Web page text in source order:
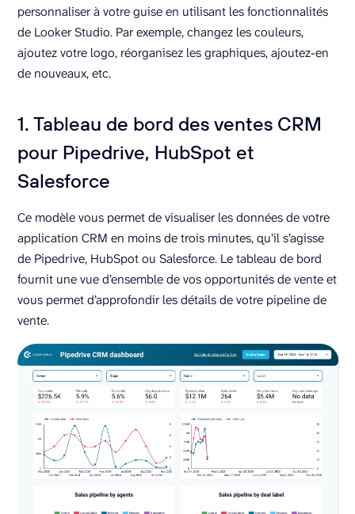
personnaliser à votre guise en utilisant les fonctionnalités
de Looker Studio. Par exemple, changez les couleurs,
ajoutez votre logo, réorganisez les graphiques, ajoutez-en
de nouveaux, etc.
1. Tableau de bord des ventes CRM
pour Pipedrive, HubSpot et
Salesforce
Ce modèle vous permet de visualiser les données de votre
application CRM en moins de trois minutes, qu’il s’agisse
de Pipedrive, HubSpot ou Salesforce. Le tableau de bord
fournit une vue d’ensemble de vos opportunités de vente et
vous permet d’approfondir les détails de votre pipeline de
vente.